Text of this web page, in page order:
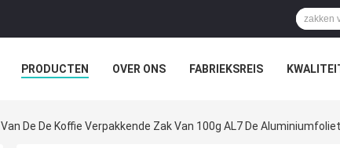
PRODUCTEN OVER ONS FABRIEKSREIS
Van De De Koffie Verpakkende Zak Van 100g AL7 De